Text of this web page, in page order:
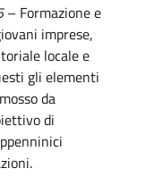
– Formazione e
imprese,
locale e
gli elementi
da
di